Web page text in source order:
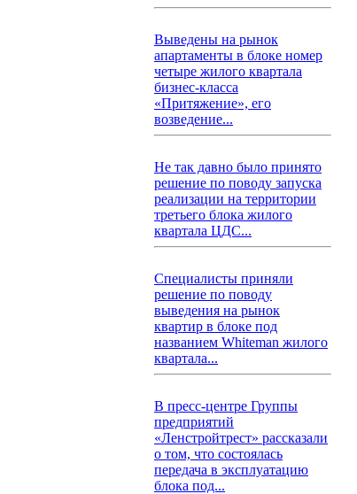
Выведены на рынок
апартаменты в блоке номер
четыре жилого квартала
бизнес-класса
«Притяжение», его
возведение...
Не так давно было принято
решение по поводу запуска
реализации на территории
третьего блока жилого
квартала ЦДС...
Специалисты приняли
решение по поводу
выведения на рынок
квартир в блоке под
названием Whiteman жилого
квартала...
В пресс-центре Группы
предприятий
«Ленстройтрест» рассказали
о том, что состоялась
передача в эксплуатацию
блока под...